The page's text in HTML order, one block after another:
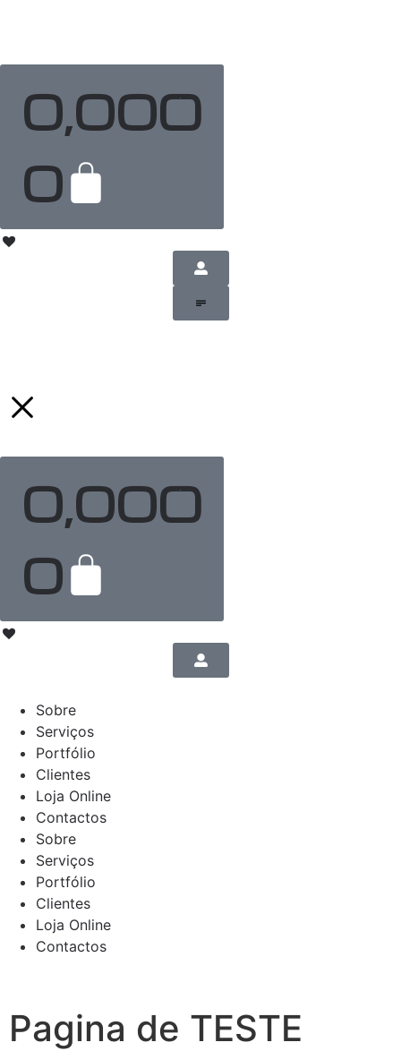
0,00€
0
0,00€
0
Sobre
Serviços
Portfólio
Clientes
Loja Online
Contactos
Sobre
Serviços
Portfólio
Clientes
Loja Online
Contactos
Pagina de TESTE